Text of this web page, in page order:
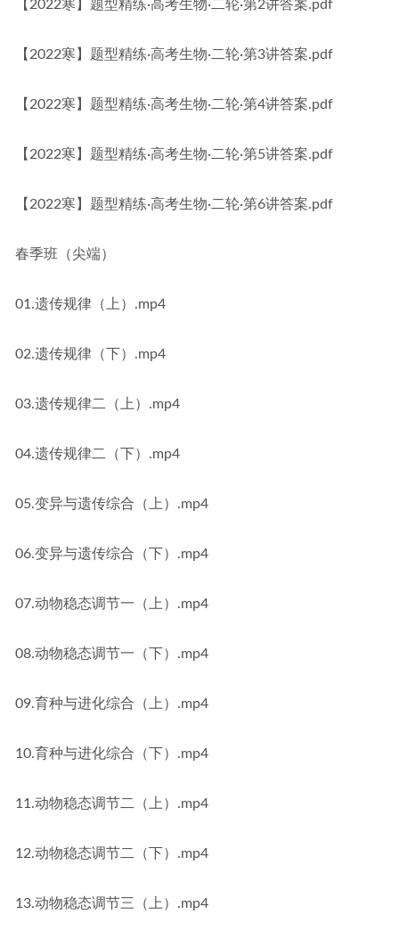
【2022寒】题型精练·高考生物·二轮·第2讲答案.pdf
【2022寒】题型精练·高考生物·二轮·第3讲答案.pdf
【2022寒】题型精练·高考生物·二轮·第4讲答案.pdf
【2022寒】题型精练·高考生物·二轮·第5讲答案.pdf
【2022寒】题型精练·高考生物·二轮·第6讲答案.pdf
春季班（尖端）
01.遗传规律（上）.mp4
02.遗传规律（下）.mp4
03.遗传规律二（上）.mp4
04.遗传规律二（下）.mp4
05.变异与遗传综合（上）.mp4
06.变异与遗传综合（下）.mp4
07.动物稳态调节一（上）.mp4
08.动物稳态调节一（下）.mp4
09.育种与进化综合（上）.mp4
10.育种与进化综合（下）.mp4
11.动物稳态调节二（上）.mp4
12.动物稳态调节二（下）.mp4
13.动物稳态调节三（上）.mp4